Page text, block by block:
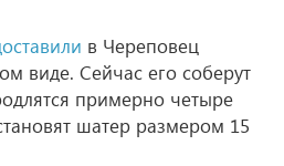
в Череповец
виде. Сейчас его соберут
примерно четыре
шатер размером 15